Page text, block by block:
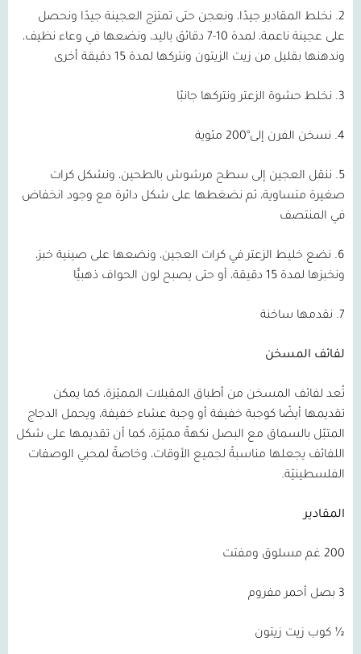
2. نخلط المقادير جيدًا، ونعجن حتى تمتزج العجينة جيدًا ونحصل
على عجينة ناعمة، لمدة 10-7 دقائق باليد، ونضعها في وعاء نظيف،
وندهنها بقليل من زيت الزيتون ونتركها لمدة 15 دقيقة أخرى
3. نخلط حشوة الزعتر ونتركها جانبًا
4. نسخن الفرن إلى°200 مئوية
5. ننقل العجين إلى سطح مرشوش بالطحين، ونشكل كرات
صغيرة متساوية، ثم نضغطها على شكل دائرة مع وجود انخفاض
في المنتصف
6. نضع خليط الزعتر في كرات العجين، ونضعها على صينية خبز،
ونخبزها لمدة 15 دقيقة، أو حتى يصبح لون الحواف ذهبيًّا
7. نقدمها ساخنة
لفائف المسخن
تُعد لفائف المسخن من أطباق المقبلات المميّزة، كما يمكن
تقديمها أيضًا كوجبة خفيفة أو وجبة عشاء خفيفة، ويحمل الدجاج
المتبّل بالسماق مع البصل نكهةً مميّزة، كما أن تقديمها على شكل
اللفائف يجعلها مناسبةً لجميع الأوقات، وخاصةً لمحبي الوصفات
الفلسطينيّة.
المقادير
200 غم مسلوق ومفتت
3 بصل أحمر مفروم
½ كوب زيت زيتون